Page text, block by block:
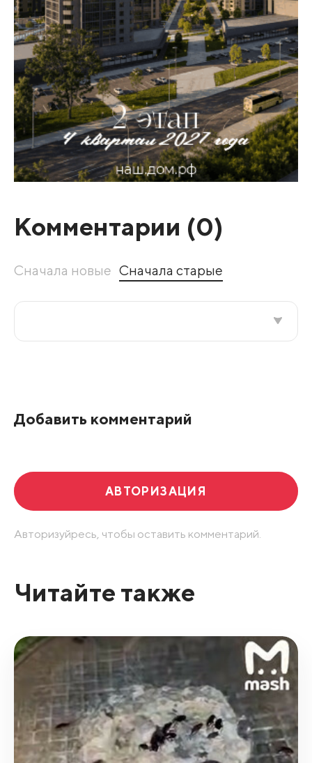
Комментарии (0)
Сначала новые Сначала старые
Добавить комментарий
АВТОРИЗАЦИЯ
Авторизуйресь, чтобы оставить комментарий.
Читайте также